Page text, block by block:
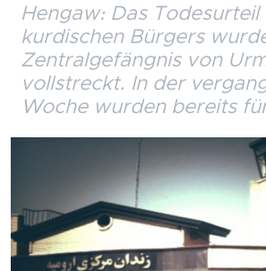
Hengaw: Das Todesurteil
kurdischen Bürgers
Zentralgefängnis von
vollstreckt. In der
Woche wurden bereits